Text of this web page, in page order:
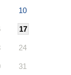
10
17
24
31